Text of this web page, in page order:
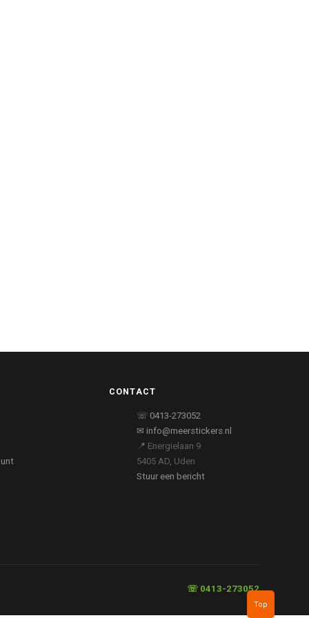
CONTACT
☏ 0413-273052
✉ info@meerstickers.nl
📍 Energielaan 9
5405 AD, Uden
Stuur een bericht
☏ 0413-273052
Top